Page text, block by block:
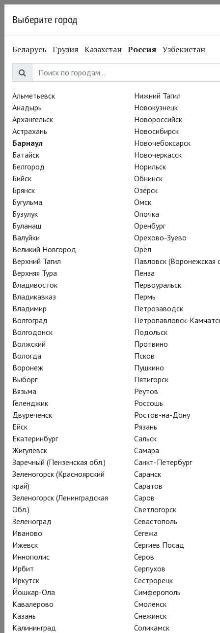
10.05.2017
Легендарная
постановка Клэр ван
Кэмпер «Фаринелли и
король» возвращается
на Бродвей
Глобус радует американских зрителей:«Фаринелли и
король», легендарная постановка Клэр ван Кэмпен
Глобусе (вернее, в театре Сэма Уонамейкера), возвращается
на Бродвей в конце этого года, и к роли Филиппа V
вернется Марк Райлэнс, а Сэм Крэйн снова сыграет
Фаринелли.
«Двенадцатой ночи» с сэром Марком в ближайший месяц у
нас в расписании нет, но она обязательно вернется! А пока
порадуйте себя другими потрясающими работами этого
нашего любимого театра: «Ричард II» с Чарльзом
Эдвардсом, «Венецианский купец» с Джонатаном Прайсом
и многие, многие другие спектакли в нашем репертуаре:
http://www.theatrehd.ru/ru/repertoire
Глобус радует американских зрителей:«Фаринелли и
король»
Клэр ван Кэмпен
Глобусе (вернее, в театре Сэма Уонамейкера), возвращается
на Бродвей в конце этого года, и к роли Филиппа V
вернется Марк Райлэнс, а Сэм Крэйн снова сыграет
Фаринелли.
«Двенадцатой ночи» с сэром Марком в ближайший месяц у
нас в расписании нет, но она обязательно вернется! А пока
порадуйте себя другими потрясающими работами этого
нашего любимого театра: «Ричард II» с Чарльзом
Эдвардсом, «Венецианский купец» с Джонатаном Прайсом
и многие, многие другие спектакли в нашем репертуаре:
http://www.theatrehd.ru/ru/repertoire
Выберите город
Беларусь Грузия Казахстан Россия Узбекистан
Альметьевск
Анадырь
Архангельск
Астрахань
Барнаул
Батайск
Белгород
Бийск
Брянск
Бугульма
Бузулук
Буланаш
Валуйки
Великий Новгород
Верхний Тагил
Верхняя Тура
Владивосток
Владикавказ
Владимир
Волгоград
Волгодонск
Волжский
Вологда
Воронеж
Выборг
Вязьма
Геленджик
Двуреченск
Ейск
Екатеринбург
Жигулёвск
Заречный (Пензенская обл.)
Зеленогорск (Красноярский
край)
Зеленогорск (Ленинградская
Обл.)
Зеленоград
Иваново
Ижевск
Иннополис
Ирбит
Иркутск
Йошкар-Ола
Кавалерово
Казань
Калининград
Нижний Тагил
Новокузнецк
Новороссийск
Новосибирск
Новочебоксарск
Новочеркасск
Норильск
Обнинск
Озёрск
Омск
Опочка
Оренбург
Орехово-Зуево
Орёл
Павловск (Воронежская
Пенза
Первоуральск
Пермь
Петрозаводск
Петропавловск-
Подольск
Протвино
Псков
Пушкино
Пятигорск
Реутов
Россошь
Ростов-на-Дону
Рязань
Сальск
Самара
Санкт-Петербург
Саранск
Саратов
Саров
Светлогорск
Севастополь
Сегежа
Сергиев Посад
Серов
Серпухов
Сестрорецк
Симферополь
Смоленск
Снежинск
Соликамск